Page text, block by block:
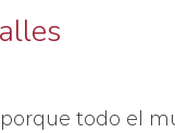
todo el